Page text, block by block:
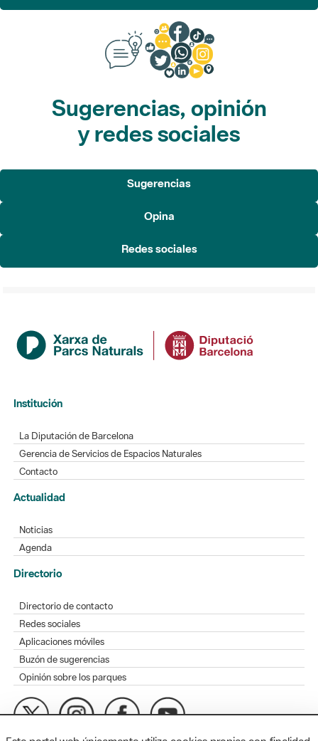
Sugerencias, opinión
y redes sociales
Sugerencias
Opina
Redes sociales
Institución
La Diputación de Barcelona
Gerencia de Servicios de Espacios Naturales
Contacto
Actualidad
Noticias
Agenda
Directorio
Directorio de contacto
Redes sociales
Aplicaciones móviles
Buzón de sugerencias
Opinión sobre los parques